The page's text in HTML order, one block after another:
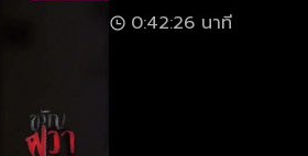
0:42:26 นาที